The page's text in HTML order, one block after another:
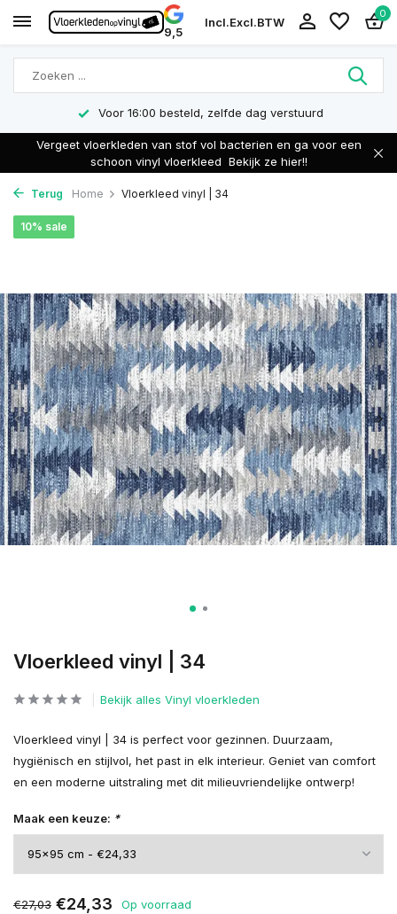
9,5
Incl.Excl.BTW
0
Voor 16:00 besteld, zelfde dag verstuurd
Vergeet vloerkleden van stof vol bacterien en ga voor een
schoon vinyl vloerkleed Bekijk ze hier!!
Terug Home Vloerkleed vinyl | 34
Vloerkleed vinyl | 34
10% sale
Bekijk alles Vinyl vloerkleden
Vloerkleed vinyl | 34 is perfect voor gezinnen. Duurzaam,
hygiënisch en stijlvol, het past in elk interieur. Geniet van comfort
en een moderne uitstraling met dit milieuvriendelijke ontwerp!
Maak een keuze: *
€27,03 €24,33 Op voorraad